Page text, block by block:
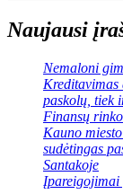
Naujausi
Nemaloni
Kreditavimas
paskolų, tiek
Finansų
Kauno
sudėtingas
Santakoje
Įpareigojimai